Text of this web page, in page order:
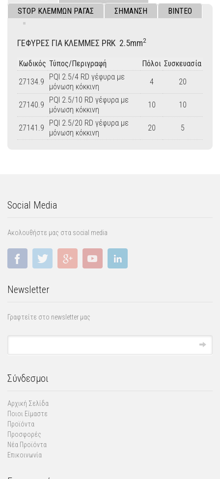
STOP ΚΛΕΜΜΩΝ ΡΑΓΑΣ
ΣΗΜΑΝΣΗ ΒΙΝΤΕΟ
ΓΕΦΥΡΕΣ ΓIΑ ΚΛΕΜΜΕΣ PRK 2.5mm2
Κωδικός Τύπος/Περιγραφή Πόλοι Συσκευασία
27134.9
PQI 2.5/4 RD γέφυρα με
μόνωση κόκκινη
4 20
27140.9
PQI 2.5/10 RD γέφυρα με
μόνωση κόκκινη
10 10
27141.9
PQI 2.5/20 RD γέφυρα με
μόνωση κόκκινη
20 5
Social Media
Ακολουθήστε μας στα social media
Newsletter
Γραφτείτε στο newsletter μας
Σύνδεσμοι
Αρχική Σελίδα
Ποιοι Είμαστε
Προϊόντα
Προσφορές
Νέα Προϊόντα
Επικοινωνία